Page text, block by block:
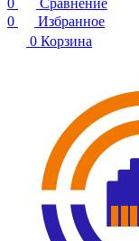
0
Сравнение
0
Избранное
0 Корзина